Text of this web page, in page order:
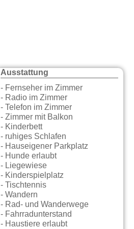
Ausstattung
- Fernseher im Zimmer
- Radio im Zimmer
- Telefon im Zimmer
- Zimmer mit Balkon
- Kinderbett
- ruhiges Schlafen
- Hauseigener Parkplatz
- Hunde erlaubt
- Liegewiese
- Kinderspielplatz
- Tischtennis
- Wandern
- Rad- und Wanderwege
- Fahrradunterstand
- Haustiere erlaubt